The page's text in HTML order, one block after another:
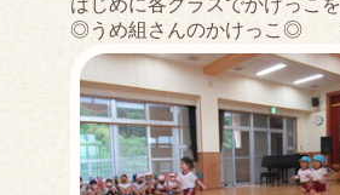
はじめに各クラスでかけっこ
◎うめ組さんのかけっこ◎